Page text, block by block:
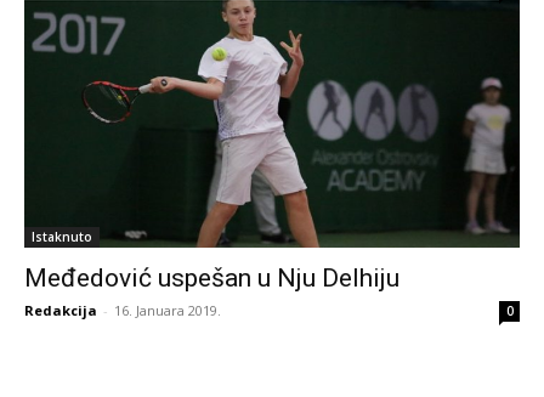
Istaknuto
Međedović uspešan u Nju Delhiju
Redakcija - 16. Januara 2019. 0